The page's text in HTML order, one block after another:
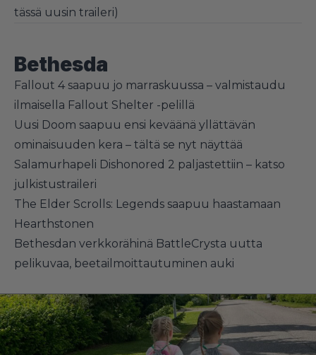
tässä uusin traileri)
Bethesda
Fallout 4 saapuu jo marraskuussa – valmistaudu
ilmaisella Fallout Shelter -pelillä
Uusi Doom saapuu ensi keväänä yllättävän
ominaisuuden kera – tältä se nyt näyttää
Salamurhapeli Dishonored 2 paljastettiin – katso
julkistustraileri
The Elder Scrolls: Legends saapuu haastamaan
Hearthstonen
Bethesdan verkkorähinä BattleCrysta uutta
pelikuvaa, beetailmoittautuminen auki